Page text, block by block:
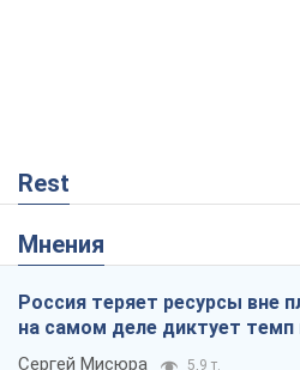
Rest
Мнения
Россия теряет ресурсы вне
на самом деле диктует темп
Сергей Мисюра 5,9 т.